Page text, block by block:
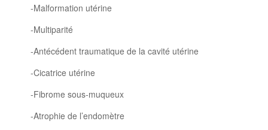
-Malformation utérine
-Multiparité
-Antécédent traumatique de la cavité utérine
-Cicatrice utérine
-Fibrome sous-muqueux
-Atrophie de l’endomètre